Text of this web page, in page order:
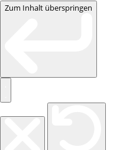
Zum Inhalt überspringen